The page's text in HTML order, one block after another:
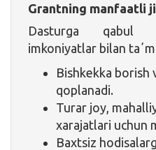
Grantning manfaatli
Dasturga qabul
imkoniyatlar bilan
Bishkekka borish
qoplanadi.
Turar joy,
xarajatlari uchun
Baxtsiz